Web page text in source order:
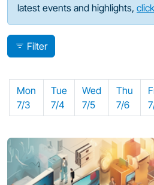
latest events and highlights,
Filter
Mon
7/3
Tue
7/4
Wed
7/5
Thu
7/6